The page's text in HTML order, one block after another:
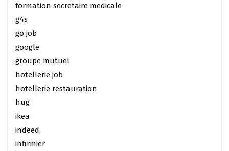
formation secretaire medicale
g4s
go job
google
groupe mutuel
hotellerie job
hotellerie restauration
hug
ikea
indeed
infirmier